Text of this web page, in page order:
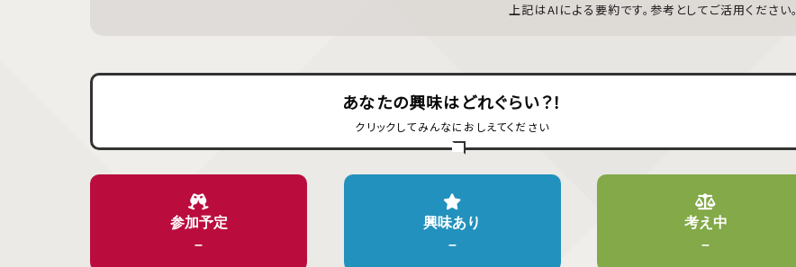
上記はAIによる要約です。参考としてご活用ください。
あなたの興味はどれぐらい？！
クリックしてみんなにおしえてください
参加予定
–
興味あり
–
考え中
–